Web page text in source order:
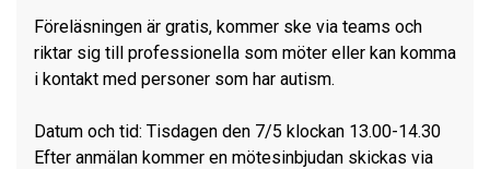
Föreläsningen är gratis, kommer ske via teams och
riktar sig till professionella som möter eller kan komma
i kontakt med personer som har autism.
Datum och tid: Tisdagen den 7/5 klockan 13.00-14.30
Efter anmälan kommer en mötesinbjudan skickas via